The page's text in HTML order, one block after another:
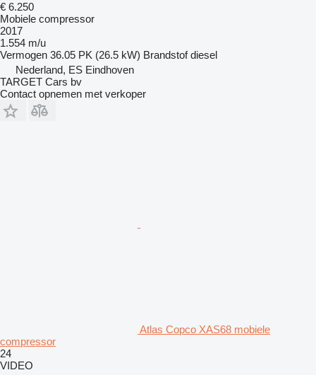
€ 6.250
Mobiele compressor
2017
1.554 m/u
Vermogen 36.05 PK (26.5 kW) Brandstof diesel
Nederland, ES Eindhoven
TARGET Cars bv
Contact opnemen met verkoper
Atlas Copco XAS68 mobiele
compressor
24
VIDEO